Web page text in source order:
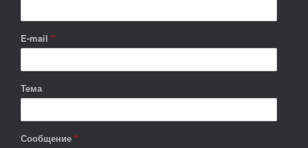
E-mail *
Тема
Сообщение *